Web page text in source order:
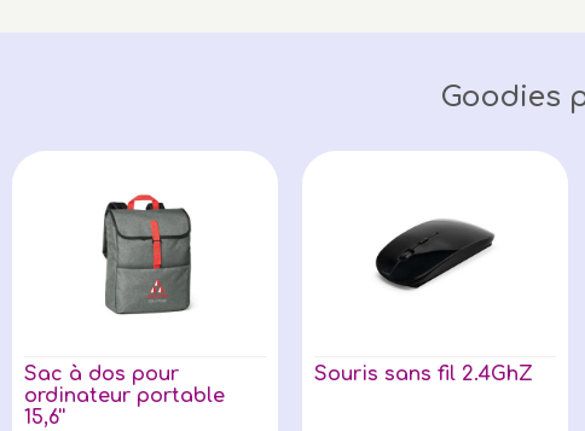
Goodies
Sac à dos pour
ordinateur portable
15,6''
Souris sans fil 2.4GhZ